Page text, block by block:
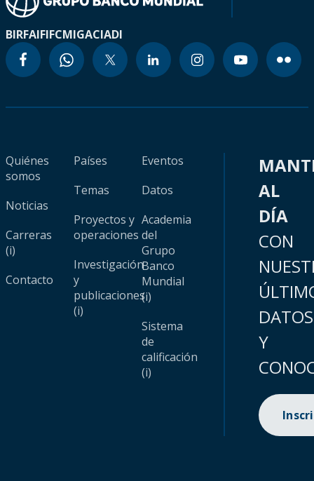
BIRFAIFIFCMIGACIADI
Quiénes
somos
Noticias
Carreras
(i)
Contacto
Países
Temas
Proyectos y
operaciones
Investigación
y
publicaciones
(i)
Eventos
Datos
Academia
del
Grupo
Banco
Mundial
(i)
Sistema
de
calificación
(i)
AL
DÍA
CON
DATOS
Y